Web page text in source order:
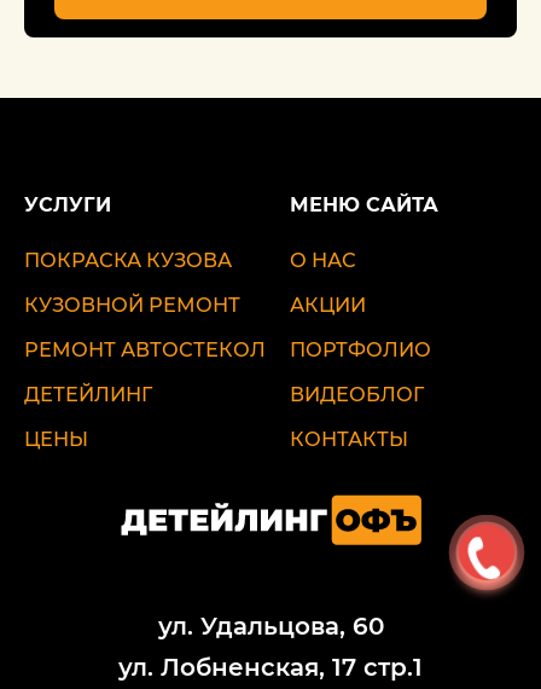
УСЛУГИ
ПОКРАСКА КУЗОВА
КУЗОВНОЙ РЕМОНТ
РЕМОНТ АВТОСТЕКОЛ
ДЕТЕЙЛИНГ
ЦЕНЫ
МЕНЮ САЙТА
О НАС
АКЦИИ
ПОРТФОЛИО
ВИДЕОБЛОГ
КОНТАКТЫ
ул. Удальцова, 60
ул. Лобненская, 17 стр.1